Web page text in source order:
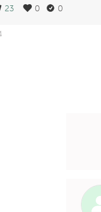
23 0 0